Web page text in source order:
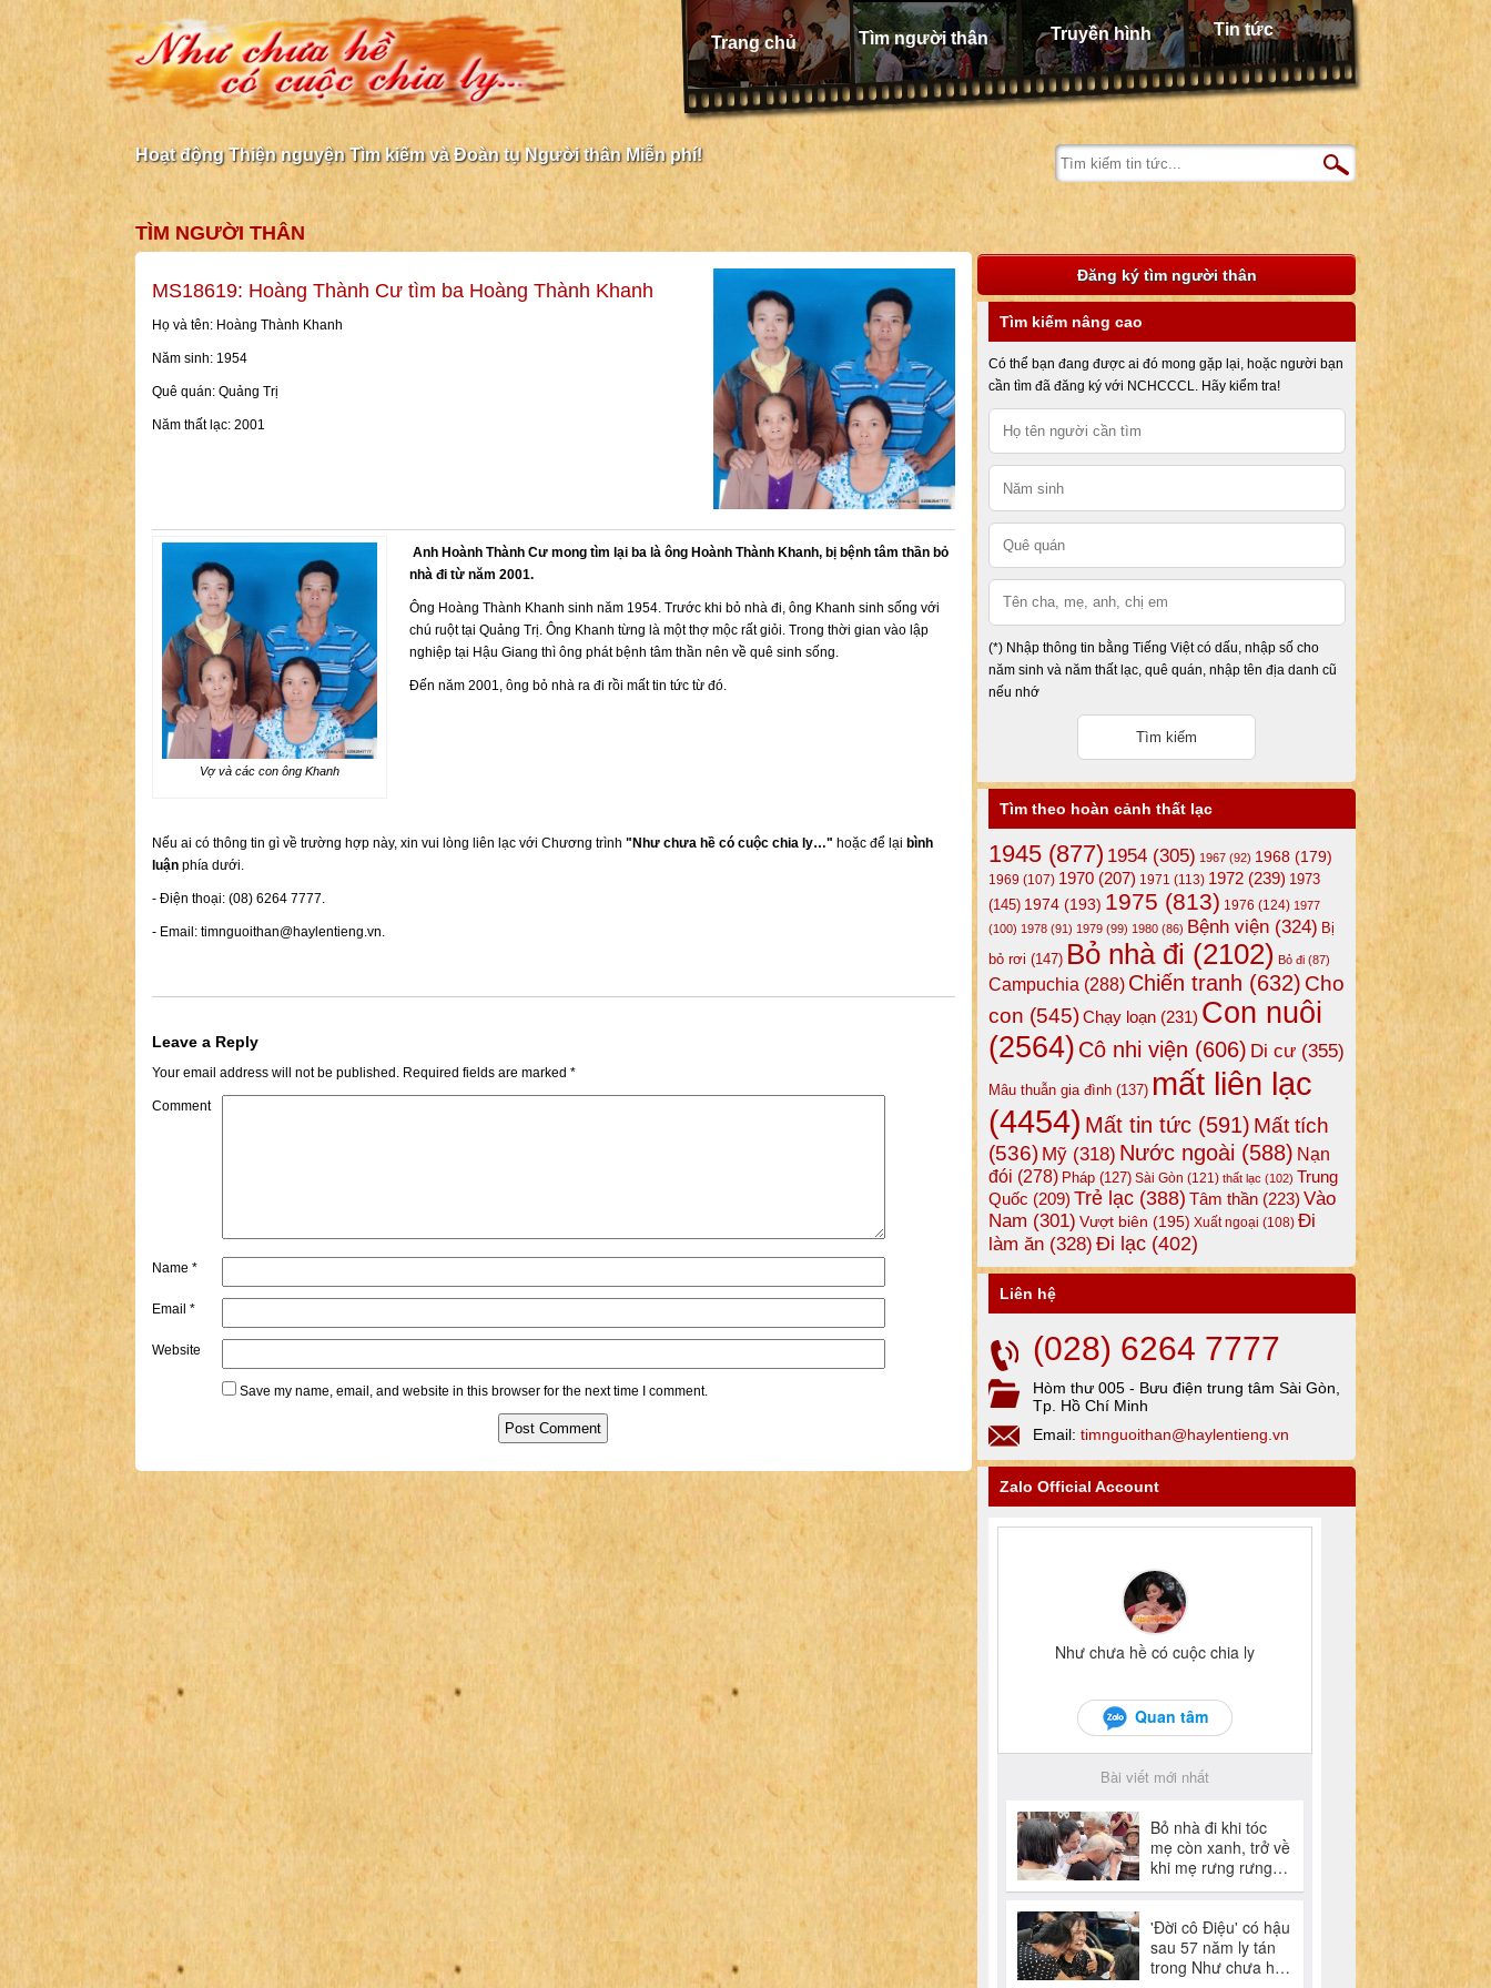
Trang chủ Tìm người thân Truyền hình Tin tức
Hoạt động Thiện nguyện Tìm kiếm và Đoàn tụ Người thân Miễn phí!
TÌM NGƯỜI THÂN
MS18619: Hoàng Thành Cư tìm ba Hoàng Thành Khanh
Họ và tên: Hoàng Thành Khanh
Năm sinh: 1954
Quê quán: Quảng Trị
Năm thất lạc: 2001
Vợ và các con ông Khanh
Anh Hoành Thành Cư mong tìm lại ba là ông Hoành Thành Khanh, bị bệnh tâm thần bỏ
nhà đi từ năm 2001.
Ông Hoàng Thành Khanh sinh năm 1954. Trước khi bỏ nhà đi, ông Khanh sinh sống với
chú ruột tại Quảng Trị. Ông Khanh từng là một thợ mộc rất giỏi. Trong thời gian vào lập
nghiệp tại Hậu Giang thì ông phát bệnh tâm thần nên về quê sinh sống.
Đến năm 2001, ông bỏ nhà ra đi rồi mất tin tức từ đó.
Nếu ai có thông tin gì về trường hợp này, xin vui lòng liên lạc với Chương trình "Như chưa hề có cuộc chia ly…" hoặc để lại bình
luận phía dưới.
- Điện thoại: (08) 6264 7777.
- Email: timnguoithan@haylentieng.vn.
Leave a Reply
Your email address will not be published. Required fields are marked *
Comment
Name *
Email *
Website
Save my name, email, and website in this browser for the next time I comment.
Đăng ký tìm người thân
Tìm kiếm nâng cao
Có thể bạn đang được ai đó mong gặp lại, hoặc người bạn
cần tìm đã đăng ký với NCHCCCL. Hãy kiểm tra!
(*) Nhập thông tin bằng Tiếng Việt có dấu, nhập số cho
năm sinh và năm thất lạc, quê quán, nhập tên địa danh cũ
nếu nhớ
Tìm theo hoàn cảnh thất lạc
1945 (877) 1954 (305) 1967 (92) 1968 (179)
1969 (107) 1970 (207) 1971 (113) 1972 (239) 1973
(145) 1974 (193) 1975 (813) 1976 (124) 1977
(100) 1978 (91) 1979 (99) 1980 (86) Bệnh viện (324) Bị
bỏ rơi (147) Bỏ nhà đi (2102) Bỏ đi (87)
Campuchia (288) Chiến tranh (632) Cho
con (545)Chạy loạn (231) Con nuôi
(2564) Cô nhi viện (606) Di cư (355)
Mâu thuẫn gia đình (137) mất liên lạc
(4454) Mất tin tức (591) Mất tích
(536) Mỹ (318) Nước ngoài (588) Nạn
đói (278) Pháp (127) Sài Gòn (121) thất lạc (102) Trung
Quốc (209) Trẻ lạc (388) Tâm thần (223) Vào
Nam (301) Vượt biên (195) Xuất ngoại (108) Đi
làm ăn (328) Đi lạc (402)
Liên hệ
(028) 6264 7777
Hòm thư 005 - Bưu điện trung tâm Sài Gòn,
Tp. Hồ Chí Minh
Email: timnguoithan@haylentieng.vn
Zalo Official Account